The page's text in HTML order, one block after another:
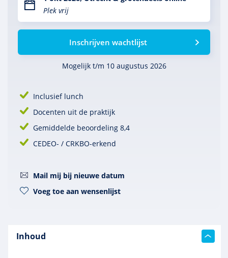
Plek vrij
Inschrijven wachtlijst
Mogelijk t/m 10 augustus 2026
Inclusief lunch
Docenten uit de praktijk
Gemiddelde beoordeling 8,4
CEDEO- / CRKBO-erkend
Mail mij bij nieuwe datum
Voeg toe aan wensenlijst
Inhoud